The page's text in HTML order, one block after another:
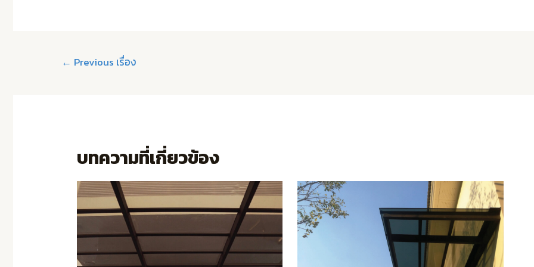
← Previous เรื่อง
บทความที่เกี่ยวข้อง